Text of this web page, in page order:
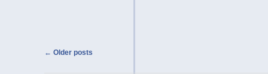
Post navigation
← Older posts